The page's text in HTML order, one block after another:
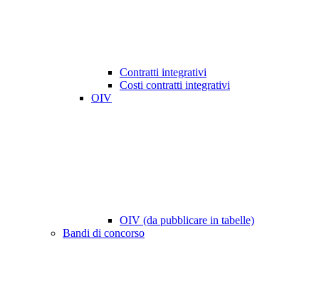
Contratti integrativi
Costi contratti integrativi
OIV
OIV (da pubblicare in tabelle)
Bandi di concorso